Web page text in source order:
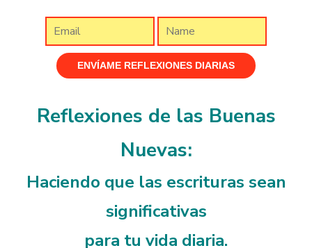
Reflexiones de las Buenas
Nuevas:
Haciendo que las escrituras sean
significativas
para tu vida diaria.